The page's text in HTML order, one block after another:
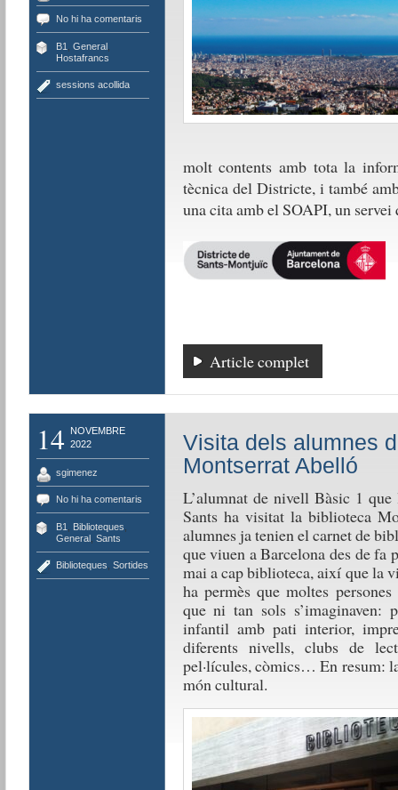
No hi ha comentaris
B1 General,
Hostafrancs
sessions acollida
molt contents amb tota la
tècnica del Districte, i també
una cita amb el SOAPI, un
Article complet
14
NOVEMBRE
2022
sgimenez
No hi ha comentaris
B1 Biblioteques
General, Sants
Biblioteques Sortides
Visita dels alumnes
Montserrat Abelló
L’alumnat de nivell Bàsic 1
Sants ha visitat la biblioteca
alumnes ja tenien el carnet de
que viuen a Barcelona des de fa
mai a cap biblioteca, així que la
ha permès que moltes
que ni tan sols s’imaginaven:
infantil amb pati interior,
diferents nivells, clubs de
pel·lícules, còmics… En resum:
món cultural.